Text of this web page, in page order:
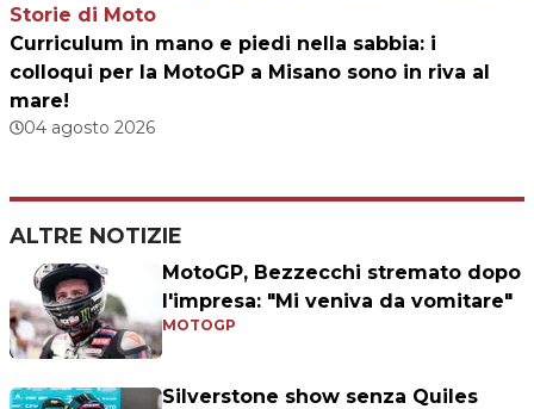
Storie di Moto
Curriculum in mano e piedi nella sabbia: i
colloqui per la MotoGP a Misano sono in riva al
mare!
04 agosto 2026
ALTRE NOTIZIE
MotoGP, Bezzecchi stremato dopo
l'impresa: "Mi veniva da vomitare"
MOTOGP
Silverstone show senza Quiles